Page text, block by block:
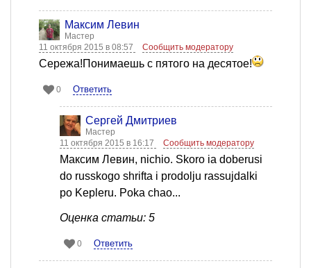
Максим Левин
Мастер
11 октября 2015 в 08:57
Сообщить модератору
Сережа!Понимаешь с пятого на десятое!
0 Ответить
Сергей Дмитриев
Мастер
11 октября 2015 в 16:17
Сообщить модератору
Максим Левин, nichio. Skoro ia doberusi
do russkogo shrifta i prodolju rassujdalki
po Kepleru. Poka chao...
Оценка статьи: 5
0 Ответить